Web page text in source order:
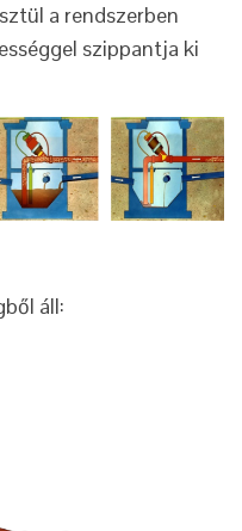
a rendszerben
szippantja ki
áll: